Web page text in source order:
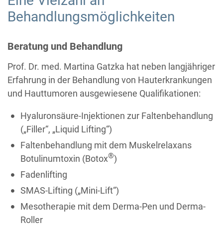
Behandlungsmöglichkeiten
Beratung und Behandlung
Prof. Dr. med. Martina Gatzka hat neben langjähriger
Erfahrung in der Behandlung von Hauterkrankungen
und Hauttumoren ausgewiesene Qualifikationen:
Hyaluronsäure-Injektionen zur Faltenbehandlung
(„Filler“, „Liquid Lifting“)
Faltenbehandlung mit dem Muskelrelaxans
Botulinumtoxin (Botox®)
Fadenlifting
SMAS-Lifting („Mini-Lift“)
Mesotherapie mit dem Derma-Pen und Derma-
Roller